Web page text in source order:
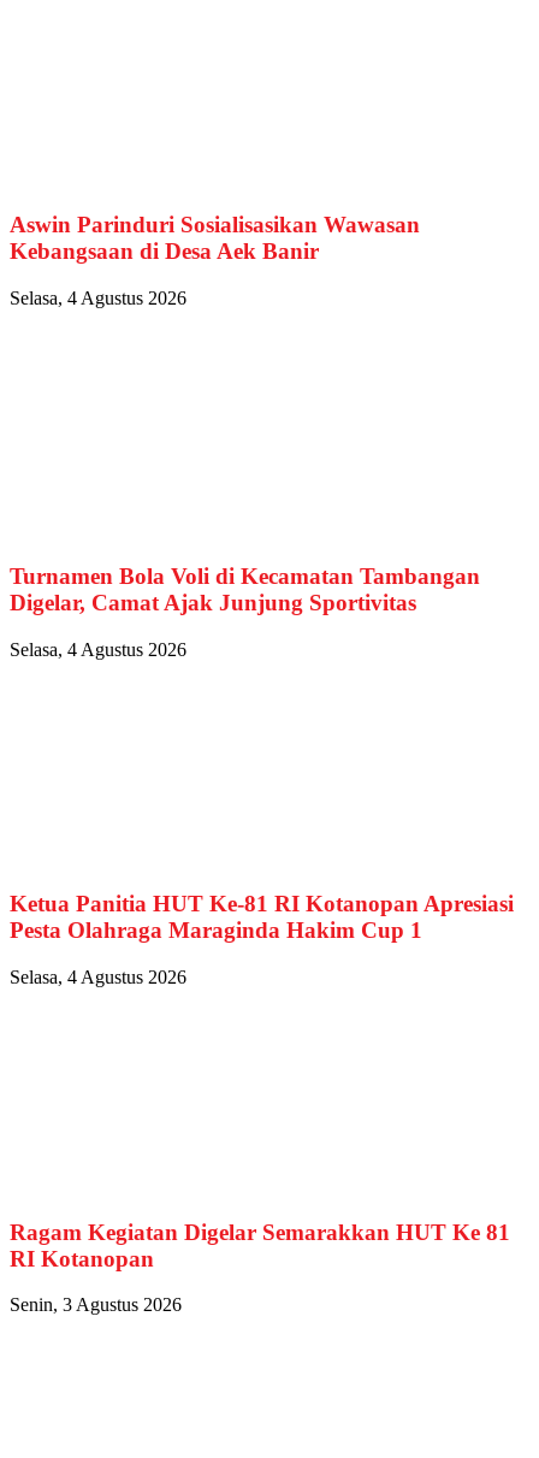
Aswin Parinduri Sosialisasikan Wawasan
Kebangsaan di Desa Aek Banir
Selasa, 4 Agustus 2026
Turnamen Bola Voli di Kecamatan Tambangan
Digelar, Camat Ajak Junjung Sportivitas
Selasa, 4 Agustus 2026
Ketua Panitia HUT Ke-81 RI Kotanopan Apresiasi
Pesta Olahraga Maraginda Hakim Cup 1
Selasa, 4 Agustus 2026
Ragam Kegiatan Digelar Semarakkan HUT Ke 81
RI Kotanopan
Senin, 3 Agustus 2026